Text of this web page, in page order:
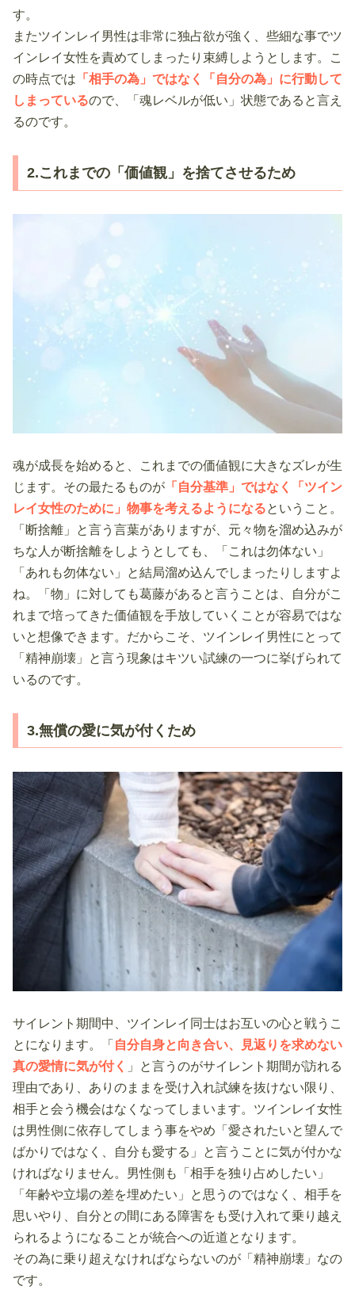
す。
またツインレイ男性は非常に独占欲が強く、些細な事でツ
インレイ女性を責めてしまったり束縛しようとします。こ
の時点では 「相手の為」ではなく「自分の為」に行動して
しまっているので、「魂レベルが低い」状態であると言え
るのです。
2.これまでの「価値観」を捨てさせるため
魂が成長を始めると、これまでの価値観に大きなズレが生
じます。その最たるものが 「自分基準」ではなく「ツイン
レイ女性のために」物事を考えるようになるということ。
「断捨離」と言う言葉がありますが、元々物を溜め込みが
ちな人が断捨離をしようとしても、「これは勿体ない」
「あれも勿体ない」と結局溜め込んでしまったりしますよ
ね。「物」に対しても葛藤があると言うことは、自分がこ
れまで培ってきた価値観を手放していくことが容易ではな
いと想像できます。だからこそ、ツインレイ男性にとって
「精神崩壊」と言う現象はキツい試練の一つに挙げられて
いるのです。
3.無償の愛に気が付くため
サイレント期間中、ツインレイ同士はお互いの心と戦うこ
とになります。「 自分自身と向き合い、見返りを求めない
真の愛情に気が付く
」と言うのがサイレント期間が訪れる
理由であり、ありのままを受け入れ試練を抜けない限り、
相手と会う機会はなくなってしまいます。ツインレイ女性
は男性側に依存してしまう事をやめ「愛されたいと望んで
ばかりではなく、自分も愛する」と言うことに気が付かな
ければなりません。男性側も「相手を独り占めしたい」
「年齢や立場の差を埋めたい」と思うのではなく、相手を
思いやり、自分との間にある障害をも受け入れて乗り越え
られるようになることが統合への近道となります。
その為に乗り超えなければならないのが「精神崩壊」なの
です。